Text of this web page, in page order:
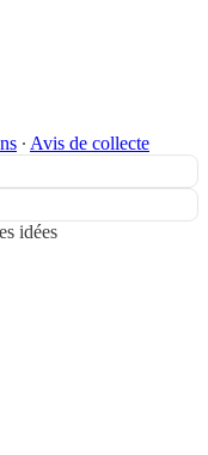
∙ Avis de collecte
idées